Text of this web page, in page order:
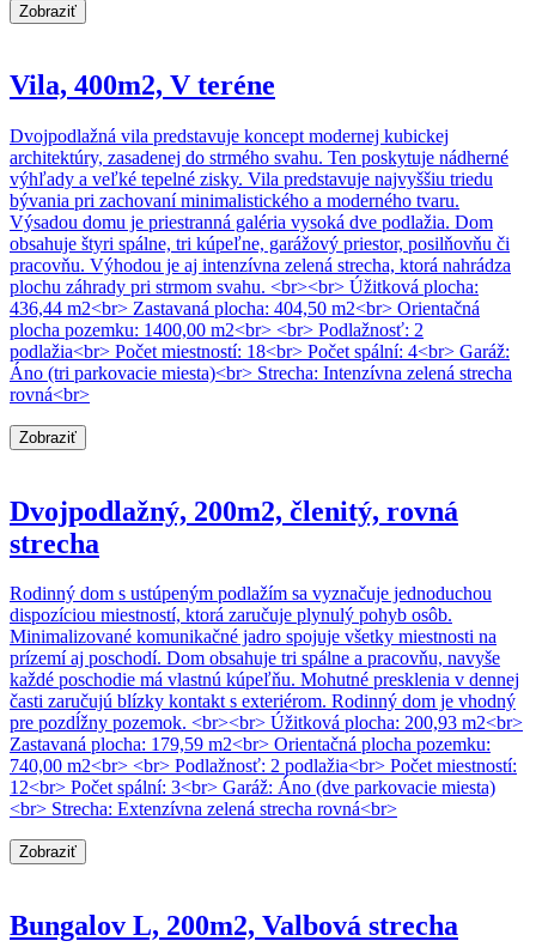
Zobraziť
Vila, 400m2, V teréne
Dvojpodlažná vila predstavuje koncept modernej kubickej
architektúry, zasadenej do strmého svahu. Ten poskytuje nádherné
výhľady a veľké tepelné zisky. Vila predstavuje najvyššiu triedu
bývania pri zachovaní minimalistického a moderného tvaru.
Výsadou domu je priestranná galéria vysoká dve podlažia. Dom
obsahuje štyri spálne, tri kúpeľne, garážový priestor, posilňovňu či
pracovňu. Výhodou je aj intenzívna zelená strecha, ktorá nahrádza
plochu záhrady pri strmom svahu. <br><br> Úžitková plocha:
436,44 m2<br> Zastavaná plocha: 404,50 m2<br> Orientačná
plocha pozemku: 1400,00 m2<br> <br> Podlažnosť: 2
podlažia<br> Počet miestností: 18<br> Počet spální: 4<br> Garáž:
Áno (tri parkovacie miesta)<br> Strecha: Intenzívna zelená strecha
rovná<br>
Zobraziť
Dvojpodlažný, 200m2, členitý, rovná
strecha
Rodinný dom s ustúpeným podlažím sa vyznačuje jednoduchou
dispozíciou miestností, ktorá zaručuje plynulý pohyb osôb.
Minimalizované komunikačné jadro spojuje všetky miestnosti na
prízemí aj poschodí. Dom obsahuje tri spálne a pracovňu, navyše
každé poschodie má vlastnú kúpeľňu. Mohutné presklenia v dennej
časti zaručujú blízky kontakt s exteriérom. Rodinný dom je vhodný
pre pozdĺžny pozemok. <br><br> Úžitková plocha: 200,93 m2<br>
Zastavaná plocha: 179,59 m2<br> Orientačná plocha pozemku:
740,00 m2<br> <br> Podlažnosť: 2 podlažia<br> Počet miestností:
12<br> Počet spální: 3<br> Garáž: Áno (dve parkovacie miesta)
<br> Strecha: Extenzívna zelená strecha rovná<br>
Zobraziť
Bungalov L, 200m2, Valbová strecha